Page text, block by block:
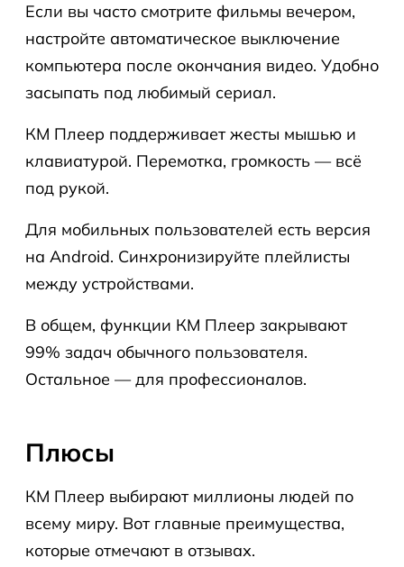
Если вы часто смотрите фильмы вечером,
настройте автоматическое выключение
компьютера после окончания видео. Удобно
засыпать под любимый сериал.
КМ Плеер поддерживает жесты мышью и
клавиатурой. Перемотка, громкость — всё
под рукой.
Для мобильных пользователей есть версия
на Android. Синхронизируйте плейлисты
между устройствами.
В общем, функции КМ Плеер закрывают
99% задач обычного пользователя.
Остальное — для профессионалов.
Плюсы
КМ Плеер выбирают миллионы людей по
всему миру. Вот главные преимущества,
которые отмечают в отзывах.